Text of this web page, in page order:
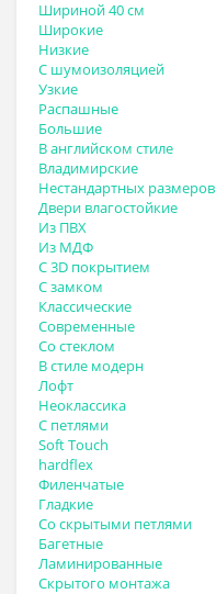
Шириной 40 см
Широкие
Низкие
С шумоизоляцией
Узкие
Распашные
Большие
В английском стиле
Владимирские
Нестандартных размеров
Двери влагостойкие
Из ПВХ
Из МДФ
С 3D покрытием
С замком
Классические
Современные
Со стеклом
В стиле модерн
Лофт
Неоклассика
С петлями
Soft Touch
hardflex
Филенчатые
Гладкие
Со скрытыми петлями
Багетные
Ламинированные
Скрытого монтажа